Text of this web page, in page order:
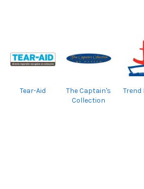
Tear-Aid
The Captain's
Collection
Trend